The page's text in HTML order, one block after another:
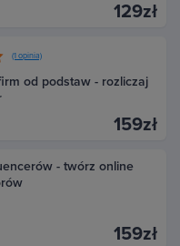
129zł
(1 opinia)
od podstaw - rozliczaj
159zł
- twórz online
159zł